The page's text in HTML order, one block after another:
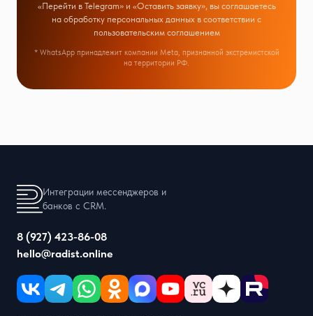
«Перейти в Telegram» и «Оставить заявку», вы соглашаетесь
на обработку персональных данных в соответствии с
пользовательским соглашением
* WhatsApp принадлежит компании Meta, признанной экстремистской
на территории РФ.
Интеграции мессенджеров и
банков с CRM.
8 (927) 423-86-08
hello@radist.online